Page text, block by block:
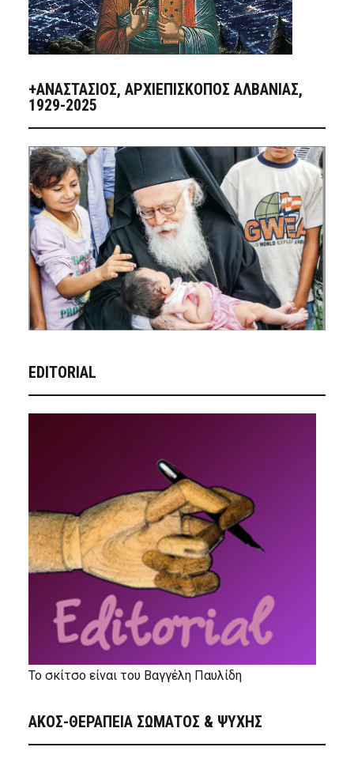
+ΑΝΑΣΤΆΣΙΟΣ, ΑΡΧΙΕΠΊΣΚΟΠΟΣ ΑΛΒΑΝΊΑΣ,
1929-2025
EDITORIAL
Το σκίτσο είναι του Βαγγέλη Παυλίδη
ΑΚΟΣ-ΘΕΡΑΠΕΙΑ ΣΩΜΑΤΟΣ & ΨΥΧΗΣ